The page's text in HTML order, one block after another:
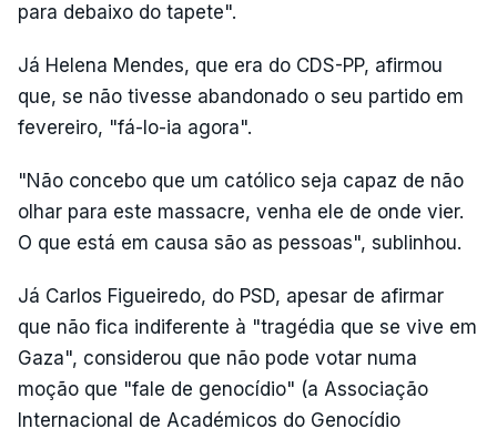
para debaixo do tapete".
Já Helena Mendes, que era do CDS-PP, afirmou
que, se não tivesse abandonado o seu partido em
fevereiro, "fá-lo-ia agora".
"Não concebo que um católico seja capaz de não
olhar para este massacre, venha ele de onde vier.
O que está em causa são as pessoas", sublinhou.
Já Carlos Figueiredo, do PSD, apesar de afirmar
que não fica indiferente à "tragédia que se vive em
Gaza", considerou que não pode votar numa
moção que "fale de genocídio" (a Associação
Internacional de Académicos do Genocídio